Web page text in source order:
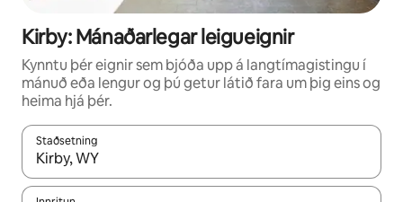
Kirby: Mánaðarlegar leigueignir
Kynntu þér eignir sem bjóða upp á langtímagistingu í
mánuð eða lengur og þú getur látið fara um þig eins og
heima hjá þér.
Staðsetning
Þegar niðurstöður liggja fyrir skaltu nota upp og niður